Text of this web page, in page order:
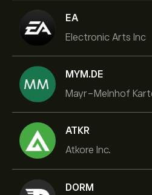
EA
Electronic Arts Inc
MYM.DE
Mayr-Melnhof
ATKR
Atkore Inc.
DORM